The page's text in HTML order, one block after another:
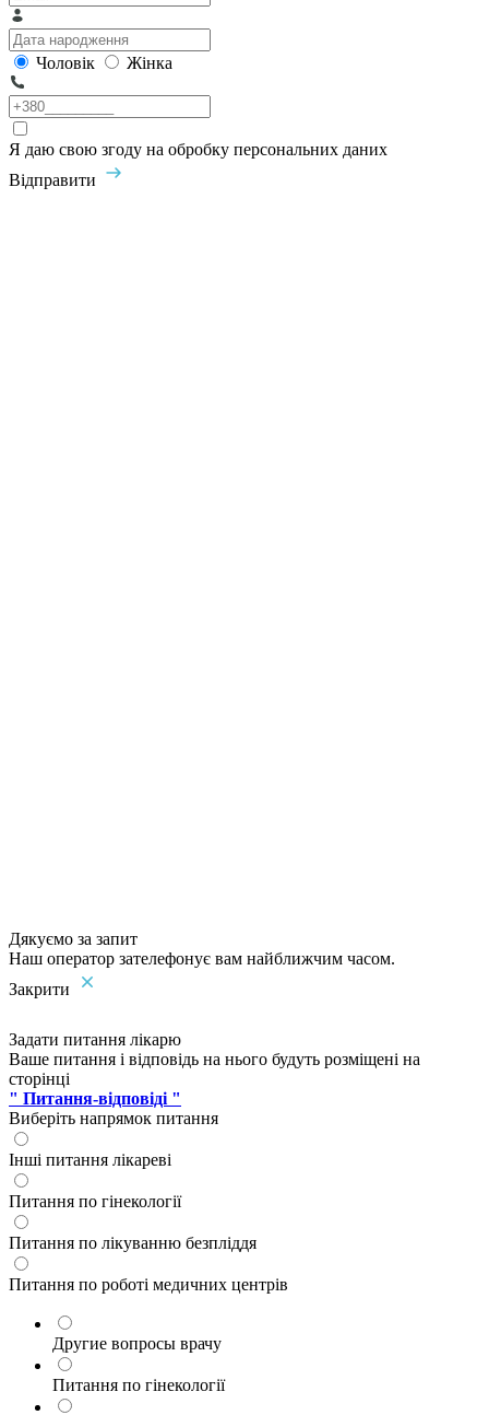
Чоловік Жінка
Я даю свою згоду на обробку персональних даних
Відправити
Дякуємо за запит
Наш оператор зателефонує вам найближчим часом.
Закрити
Задати питання лікарю
Ваше питання і відповідь на нього будуть розміщені на
сторінці
" Питання-відповіді "
Виберіть напрямок питання
Інші питання лікареві
Питання по гінекології
Питання по лікуванню безпліддя
Питання по роботі медичних центрів
Другие вопросы врачу
Питання по гінекології